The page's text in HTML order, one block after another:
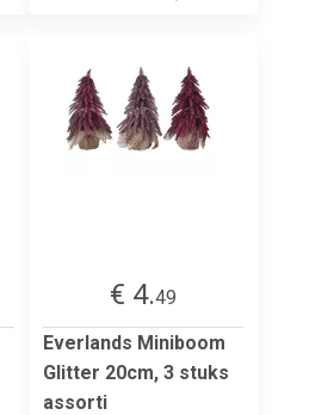
€ 4.49
Everlands Miniboom
Glitter 20cm, 3 stuks
assorti